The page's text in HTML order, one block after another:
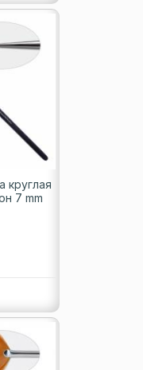
круглая
7 mm